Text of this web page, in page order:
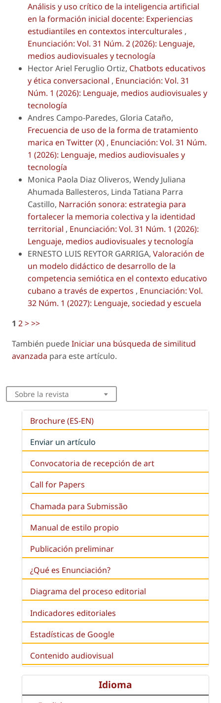
Análisis y uso crítico de la inteligencia artificial
en la formación inicial docente: Experiencias
estudiantiles en contextos interculturales ,
Enunciación: Vol. 31 Núm. 2 (2026): Lenguaje,
medios audiovisuales y tecnología
Hector Ariel Feruglio Ortiz, Chatbots educativos
y ética conversacional , Enunciación: Vol. 31
Núm. 1 (2026): Lenguaje, medios audiovisuales y
tecnología
Andres Campo-Paredes, Gloria Cataño,
Frecuencia de uso de la forma de tratamiento
marica en Twitter (X) , Enunciación: Vol. 31 Núm.
1 (2026): Lenguaje, medios audiovisuales y
tecnología
Monica Paola Diaz Oliveros, Wendy Juliana
Ahumada Ballesteros, Linda Tatiana Parra
Castillo, Narración sonora: estrategia para
fortalecer la memoria colectiva y la identidad
territorial , Enunciación: Vol. 31 Núm. 1 (2026):
Lenguaje, medios audiovisuales y tecnología
ERNESTO LUIS REYTOR GARRIGA, Valoración de
un modelo didáctico de desarrollo de la
competencia semiótica en el contexto educativo
cubano a través de expertos , Enunciación: Vol.
32 Núm. 1 (2027): Lenguaje, sociedad y escuela
1 2>>>
También puedeIniciar una búsqueda de similitud
avanzada para este artículo.
Sobre la revista
Brochure (ES-EN)
Enviar un artículo
Convocatoria de recepción de art
Call for Papers
Chamada para Submissão
Manual de estilo propio
Publicación preliminar
¿Qué es Enunciación?
Diagrama del proceso editorial
Indicadores editoriales
Estadísticas de Google
Contenido audiovisual
Idioma